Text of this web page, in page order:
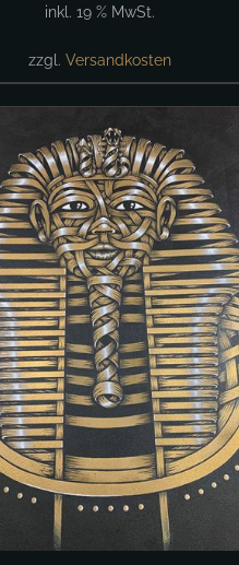
inkl. 19 % MwSt.
zzgl. Versandkosten
IN DEN WARENKORB / DETAILS